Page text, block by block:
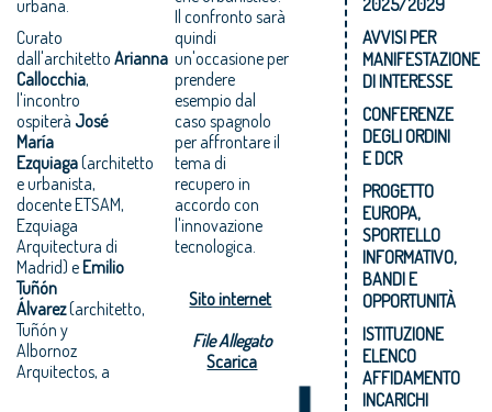
urbana.
Curato
dall'architetto Arianna
Callocchia,
l'incontro
ospiterà José
María
Ezquiaga(architetto
e urbanista,
docente ETSAM,
Ezquiaga
Arquitectura di
Madrid) eEmilio
Tuñón
Álvarez(architetto,
Tuñón y
Albornoz
Arquitectos, a
Il confronto sarà
quindi
un'occasione per
prendere
esempio dal
caso spagnolo
per affrontare il
tema di
recupero in
accordo con
l'innovazione
tecnologica.
Sito internet
File Allegato
Scarica
AVVISI PER
MANIFESTAZIONE
DI INTERESSE
CONFERENZE
DEGLI ORDINI
E DCR
PROGETTO
EUROPA,
SPORTELLO
INFORMATIVO,
BANDI E
OPPORTUNITÀ
ISTITUZIONE
ELENCO
AFFIDAMENTO
INCARICHI